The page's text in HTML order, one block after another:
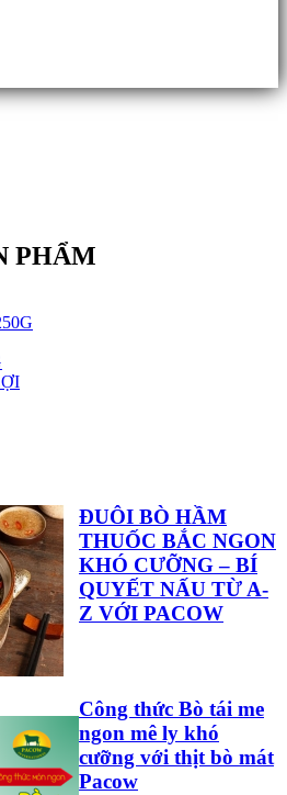
PHẨM
ĐUÔI BÒ HẦM
THUỐC BẮC NGON
KHÓ CƯỠNG – BÍ
QUYẾT NẤU TỪ A-
Z VỚI PACOW
Công thức Bò tái me
ngon mê ly khó
cưỡng với thịt bò mát
Pacow